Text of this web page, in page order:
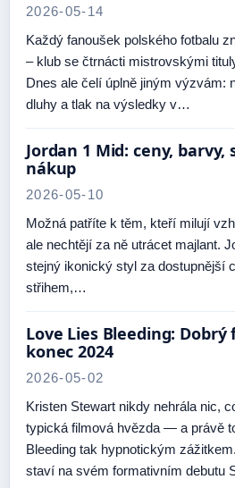
2026-05-14
Každý fanoušek polského fotbalu
– klub se čtrnácti mistrovskými
Dnes ale čelí úplně jiným výzvám:
dluhy a tlak na výsledky v…
Jordan 1 Mid: ceny,
nákup
2026-05-10
Možná patříte k těm, kteří milují
ale nechtějí za ně utrácet majlant.
stejný ikonický styl za dostupnější
střihem,…
Love Lies Bleeding: Dobrý
konec 2024
2026-05-02
Kristen Stewart nikdy nehrála nic,
typická filmová hvězda — a právě
Bleeding tak hypnotickým
staví na svém formativním debutu